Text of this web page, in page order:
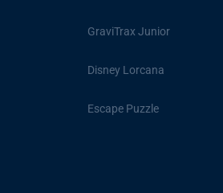
GraviTrax Junior
Disney Lorcana
Escape Puzzle